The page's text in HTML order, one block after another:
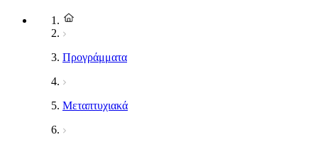
Προγράμματα
Μεταπτυχιακά